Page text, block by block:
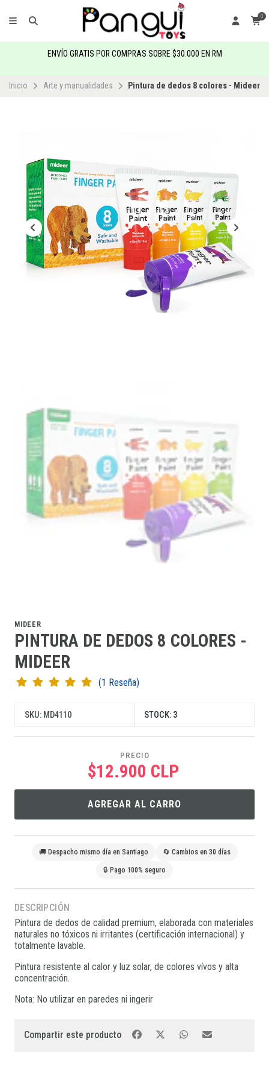
0
ENVÍO GRATIS POR COMPRAS SOBRE $30.000 EN RM
Inicio Arte y manualidades Pintura de dedos 8 colores - Mideer
MIDEER
PINTURA DE DEDOS 8 COLORES -
MIDEER
(1 Reseña)
SKU: MD4110 STOCK: 3
PRECIO
$12.900 CLP
AGREGAR AL CARRO
🚚 Despacho mismo día en Santiago 🔄 Cambios en 30 días
🔒 Pago 100% seguro
DESCRIPCIÓN
Pintura de dedos de calidad premium, elaborada con materiales
naturales no tóxicos ni irritantes (certificación internacional) y
totalmente lavable.
Pintura resistente al calor y luz solar, de colores vívos y alta
concentración.
Nota: No utilizar en paredes ni ingerir
Compartir este producto